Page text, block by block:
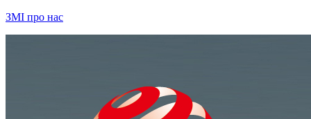
ЗМІ про нас